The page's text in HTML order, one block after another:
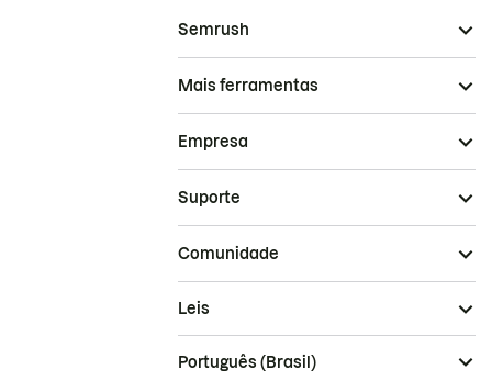
Semrush
Mais ferramentas
Empresa
Suporte
Comunidade
Leis
Português (Brasil)